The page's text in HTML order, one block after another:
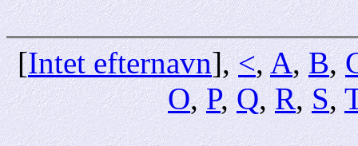
[Intet efternavn],<,A,B,
O,P,Q,R,S,